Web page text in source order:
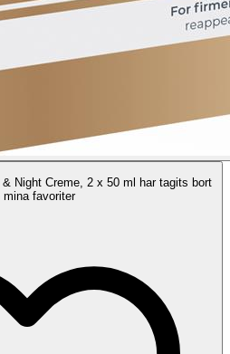
Night Creme, 2 x 50 ml har tagits bort
mina favoriter